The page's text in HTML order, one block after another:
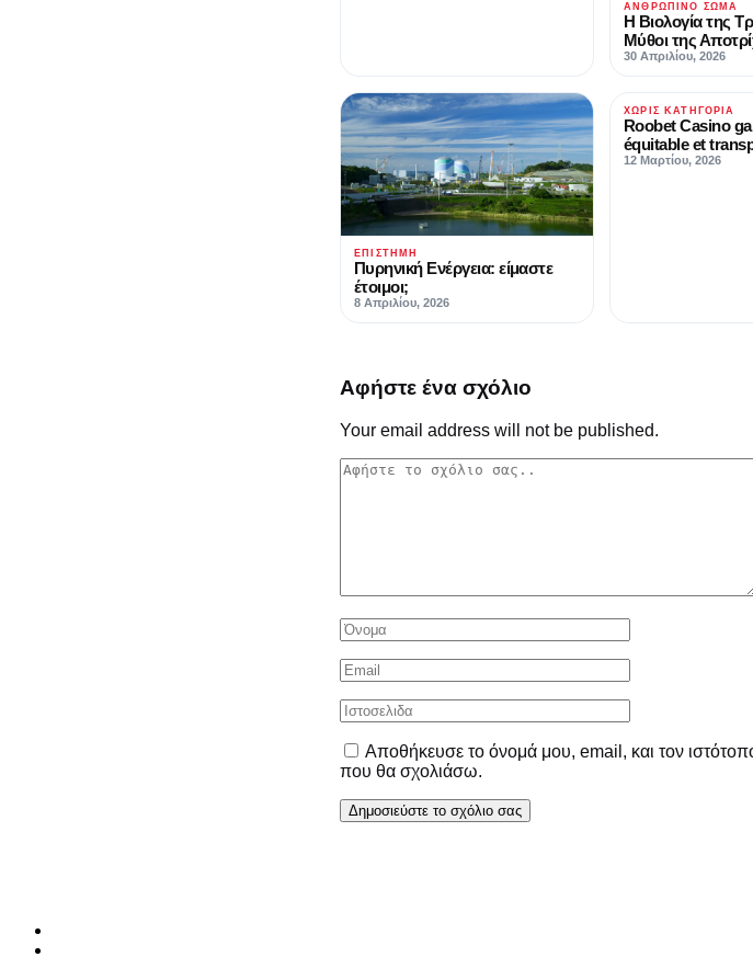
ΑΝΘΡΏΠΙΝΟ ΣΏΜΑ
Η Βιολογία της
Μύθοι της
30 Απριλίου, 2026
ΕΠΙΣΤΉΜΗ
Πυρηνική Ενέργεια: είμαστε
έτοιμοι;
8 Απριλίου, 2026
ΧΩΡΊΣ ΚΑΤΗΓΟΡΊΑ
Roobet Casino
équitable et
12 Μαρτίου, 2026
Αφήστε ένα σχόλιο
Your email address will not be published.
Αποθήκευσε το όνομά μου, email, και τον
που θα σχολιάσω.